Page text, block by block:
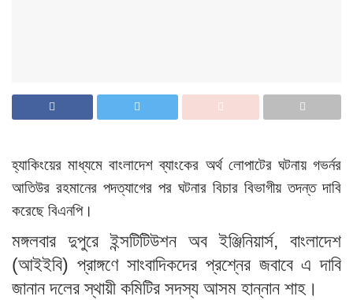
হ্যাকিংয়ের মাধ্যমে বাংলাদেশ ব্যাংকের অর্থ লোপাটের ঘটনায় গভর্নর
আতিউর রহমানের পদত্যাগের পর ঘটনার বিচার বিভাগীয় তদন্ত দাবি
করেছে বিএনপি।
মঙ্গলবার দুপুরে ইন্সটিটিউশন অব ইঞ্জিনিয়ার্স, বাংলাদেশ
(আইইবি) প্রাঙ্গণে সাংবাদিকদের প্রশ্নের জবাবে এ দাবি
জানান দলের স্থায়ী কমিটির সদস্য আসম হান্নান শাহ।